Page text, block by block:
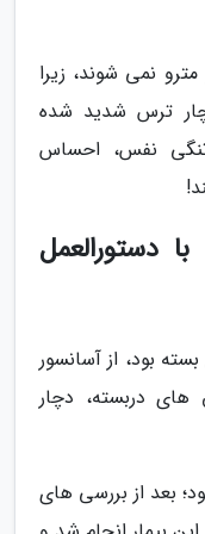
مترو نمی شوند، زیرا
ترس شدید شده
تنگی نفس، احساس
با دستورالعمل
بسته بود، از آسانسور
های دربسته، دچار
بعد از بررسی های